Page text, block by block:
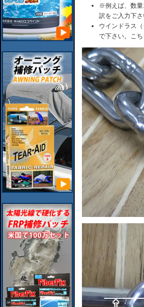
※例えば、数量
訳をご入力下さ
ウインドラス
で下さい。こ